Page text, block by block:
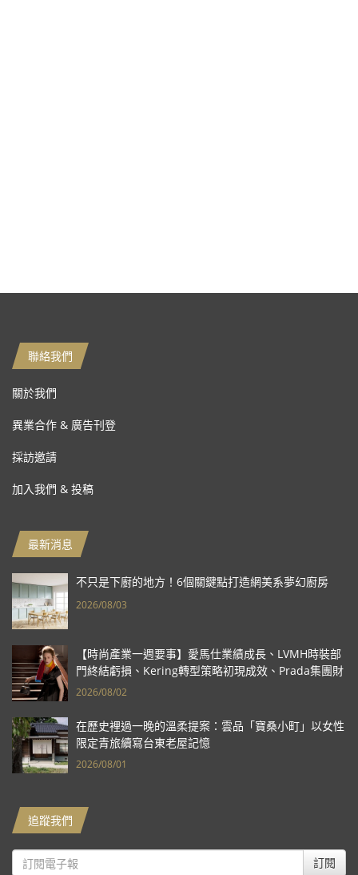
聯絡我們
關於我們
異業合作 & 廣告刊登
採訪邀請
加入我們 & 投稿
最新消息
不只是下廚的地方！6個關鍵點打造網美系夢幻廚房
2026/08/03
【時尚產業一週要事】愛馬仕業績成長、LVMH時裝部
門終結虧損、Kering轉型策略初現成效、Prada集團財
報亮眼
2026/08/02
在歷史裡過一晚的溫柔提案：雲品「寶桑小町」以女性
限定青旅續寫台東老屋記憶
2026/08/01
追蹤我們
訂閱